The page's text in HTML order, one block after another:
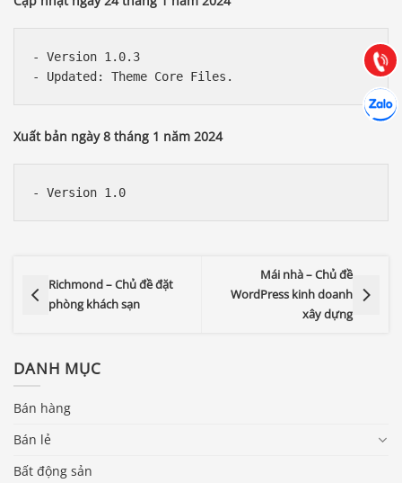
- Version 1.0.3
Xuất bản ngày 8 tháng 1 năm 2024
Richmond – Chủ đề đặt
phòng khách sạn
Mái nhà – Chủ đề
WordPress kinh doanh
xây dựng
DANH MỤC
Bán hàng
Bán lẻ
Bất động sản
Gọi
(028) 22.166.144
Chát